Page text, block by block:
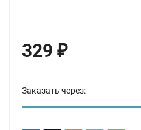
329 ₽
Заказать через: